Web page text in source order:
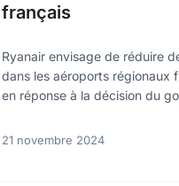
français
Ryanair envisage de réduire
dans les aéroports régionaux
en réponse à la décision du
21 novembre 2024